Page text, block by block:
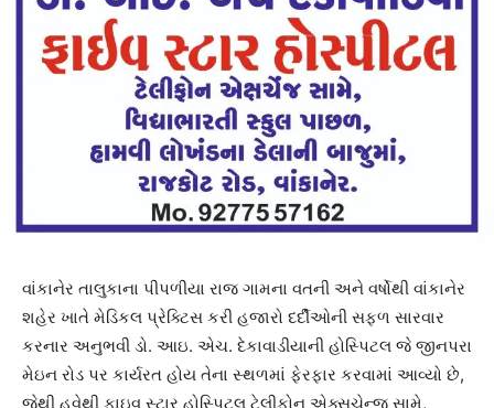
વાંકાનેર તાલુકાના પીપળીયા રાજ ગામના વતની અને વર્ષોથી વાંકાનેર
શહેર ખાતે મેડિકલ પ્રેક્ટિસ કરી હજારો દર્દીઓની સફળ સારવાર
કરનાર અનુભવી ડો. આઇ. એચ. દેકાવાડીયાની હોસ્પિટલ જે જીનપરા
મેઇન રોડ પર કાર્યરત હોય તેના સ્થળમાં ફેરફાર કરવામાં આવ્યો છે,
જેથી હવેથી ફાઇવ સ્ટાર હોસ્પિટલ ટેલીફોન એક્સચેન્જ સામે,